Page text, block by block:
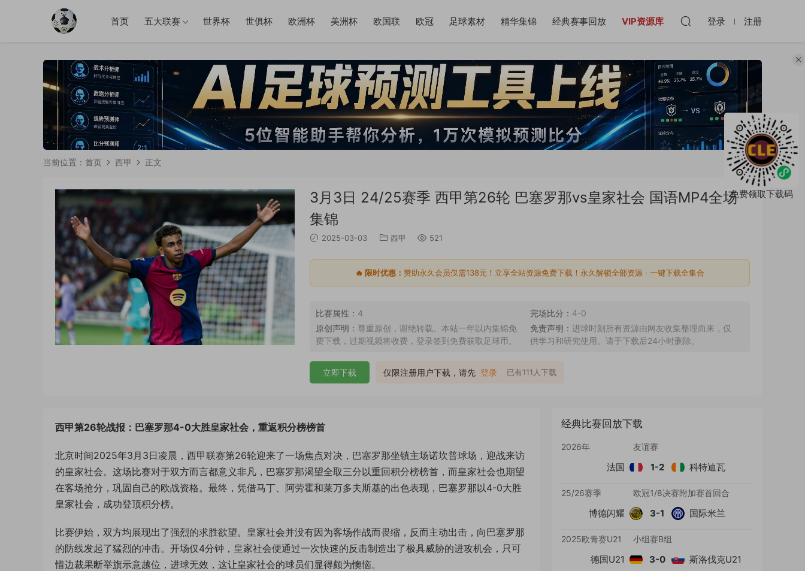
首页 五大联赛 世界杯 世俱杯 欧洲杯 美洲杯 欧国联 欧冠 足球素材 精华集锦 经典赛事回放 VIP资源库 登录 注册
当前位置： 首页 西甲 正文
3月3日 24/25赛季 西甲第26轮 巴塞罗那vs皇家社会 国语MP4全场
集锦
2025-03-03 西甲 521
🔥 限时优惠： 赞助永久会员仅需138元！立享全站资源免费下载！永久解锁全部资源 · 一键下载全集合
比赛属性： 4 完场比分： 4-0
原创声明： 尊重原创，谢绝转载。本站一年以内集锦免
费下载，过期视频将收费，登录签到免费获取足球币。
免责声明： 进球时刻所有资源由网友收集整理而来，仅
供学习和研究使用。请于下载后24小时删除。
仅限注册用户下载，请先 登录 已有111人下载
立即下载
西甲第26轮战报：巴塞罗那4-0大胜皇家社会，重返积分榜榜首
北京时间2025年3月3日凌晨，西甲联赛第26轮迎来了一场焦点对决，巴塞罗那坐镇主场诺坎普球场，迎战来访
的皇家社会。这场比赛对于双方而言都意义非凡，巴塞罗那渴望全取三分以重回积分榜榜首，而皇家社会也期望
在客场抢分，巩固自己的欧战资格。最终，凭借马丁、阿劳霍和莱万多夫斯基的出色表现，巴塞罗那以4-0大胜
皇家社会，成功登顶积分榜。
比赛伊始，双方均展现出了强烈的求胜欲望。皇家社会并没有因为客场作战而畏缩，反而主动出击，向巴塞罗那
的防线发起了猛烈的冲击。开场仅4分钟，皇家社会便通过一次快速的反击制造出了极具威胁的进攻机会，只可
惜边裁果断举旗示意越位，进球无效，这让皇家社会的球员们显得颇为懊恼。
经典比赛回放下载
2026年 友谊赛
法国 1-2 科特迪瓦
25/26赛季 欧冠1/8决赛附加赛首回合
博德闪耀 3-1 国际米兰
2025欧青赛U21 小组赛B组
德国U21 3-0 斯洛伐克U21
免费领取下载码